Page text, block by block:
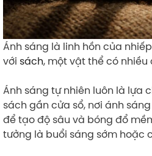
Ánh sáng là linh hồn của
với sách, một vật thể có nhiều
Ánh sáng tự nhiên luôn là lựa
sách gần cửa sổ, nơi ánh
để tạo độ sâu và bóng đổ
tưởng là buổi sáng sớm hoặc